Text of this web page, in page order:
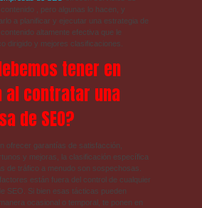
, pero algunas lo hacen, y
a planificar y ejecutar una estrategia de
altamente efectiva que le
dirigido y mejores clasificaciones.
tener en
al contratar una
de SEO?
ofrecer garantías de satisfacción,
y mejoras, la clasificación específica
de tráfico a menudo son sospechosas.
están fuera del control de cualquier
SEO. Si bien esas tácticas pueden
ocasional o temporal, te ponen en